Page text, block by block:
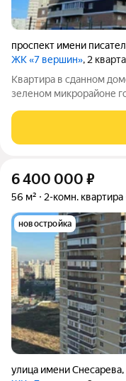
проспект имени
ЖК «7 вершин», 2
Квартира в сданном
зеленом микрорайоне
квартире есть
6 400 000 ₽
56 м² 2-комн. квартира
новостройка
улица имени Снесарева,